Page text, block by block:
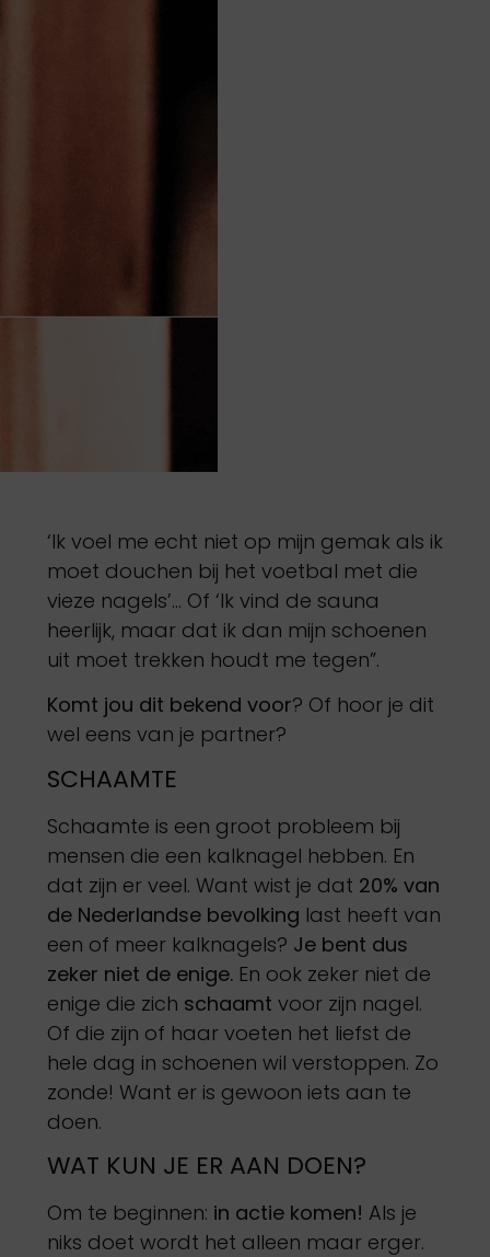
‘Ik voel me echt niet op mijn gemak als ik
moet douchen bij het voetbal met die
vieze nagels’… Of ‘Ik vind de sauna
heerlijk, maar dat ik dan mijn schoenen
uit moet trekken houdt me tegen”.
Komt jou dit bekend voor? Of hoor je dit
wel eens van je partner?
SCHAAMTE
Schaamte is een groot probleem bij
mensen die een kalknagel hebben. En
dat zijn er veel. Want wist je dat 20% van
de Nederlandse bevolking last heeft van
een of meer kalknagels? Je bent dus
zeker niet de enige.En ook zeker niet de
enige die zich schaamt voor zijn nagel.
Of die zijn of haar voeten het liefst de
hele dag in schoenen wil verstoppen. Zo
zonde! Want er is gewoon iets aan te
doen.
WAT KUN JE ER AAN DOEN?
Om te beginnen: in actie komen! Als je
niks doet wordt het alleen maar erger.